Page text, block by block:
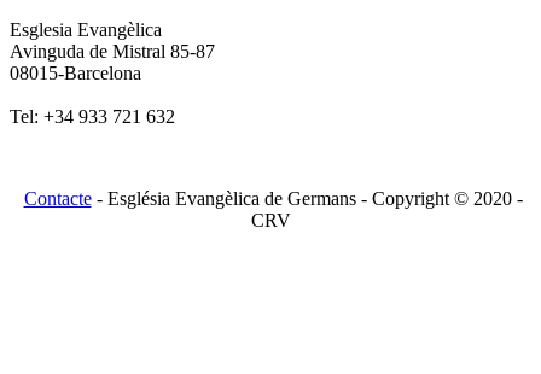
Esglesia Evangèlica
Avinguda de Mistral 85-87
08015-Barcelona
Tel: +34 933 721 632
Contacte- Església Evangèlica de Germans - Copyright © 2020 -
CRV